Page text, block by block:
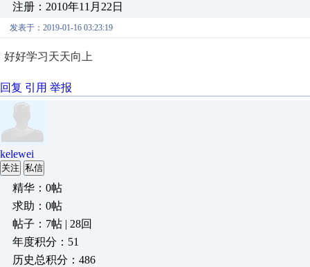
注册：2010年11月22日
发表于：2019-01-16 03:23:19
好好学习天天向上
回复 引用 举报
kelewei
关注 私信
精华：0帖
求助：0帖
帖子：7帖 | 28回
年度积分：51
历史总积分：486